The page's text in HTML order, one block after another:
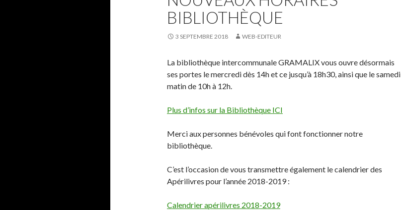
BIBLIOTHÈQUE
3 SEPTEMBRE 2018 WEB-EDITEUR
La bibliothèque intercommunale GRAMALIX vous ouvre désormais
ses portes le mercredi dès 14h et ce jusqu’à 18h30, ainsi que le samedi
matin de 10h à 12h.
Plus d’infos sur la Bibliothèque ICI
Merci aux personnes bénévoles qui font fonctionner notre
bibliothèque.
C’est l’occasion de vous transmettre également le calendrier des
Apérilivres pour l’année 2018-2019 :
Calendrier apérilivres 2018-2019